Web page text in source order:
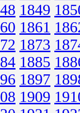
1849
1861
1873
1885
1897
1909